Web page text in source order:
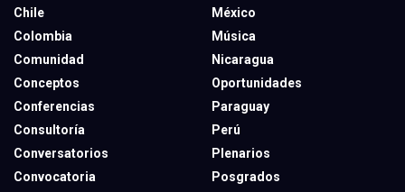
Chile
Colombia
Comunidad
Conceptos
Conferencias
Consultoría
Conversatorios
Convocatoria
México
Música
Nicaragua
Oportunidades
Paraguay
Perú
Plenarios
Posgrados